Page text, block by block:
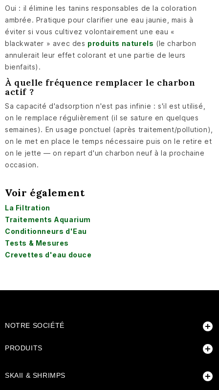
Oui : il élimine les tanins responsables de la coloration
ambrée. Pratique pour clarifier une eau jaunie, mais à
éviter si vous cultivez volontairement une eau «
blackwater » avec des produits naturels (le charbon
annulerait leur effet colorant et une partie de leurs
bienfaits).
À quelle fréquence remplacer le charbon
actif ?
Sa capacité d'adsorption n'est pas infinie : s'il est utilisé,
on le remplace régulièrement (il se sature en quelques
semaines). En usage ponctuel (après traitement/pollution),
on le met en place le temps nécessaire puis on le retire et
on le jette — on repart d'un charbon neuf à la prochaine
occasion.
Voir également
La Filtration
Traitements Aquarium
Conditionneurs d'Eau
Tests & Mesures
Crevettes d'eau douce
NOTRE SOCIÉTÉ 
PRODUITS 
SKAII & SHRIMPS 